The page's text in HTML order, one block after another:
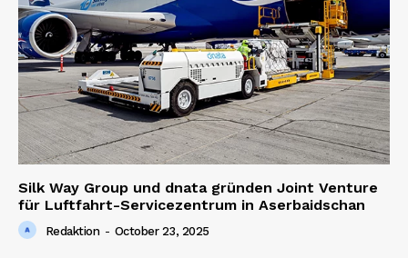
Silk Way Group und dnata gründen Joint Venture
für Luftfahrt-Servicezentrum in Aserbaidschan
Redaktion - October 23, 2025